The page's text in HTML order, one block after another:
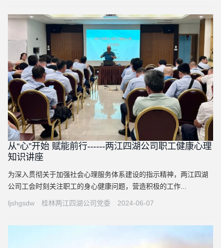
从“心”开始 赋能前行------两江四湖公司职工健康心理
知识讲座
为深入贯彻关于加强社会心理服务体系建设的指示精神，两江四湖
公司工会时刻关注职工的身心健康问题，营造积极的工作...
ljshgsdw 桂林两江四湖公司党委 2024-06-07